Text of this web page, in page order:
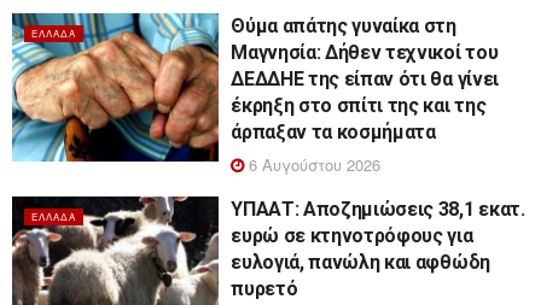
ΕΛΛΆΔΑ
Θύμα απάτης γυναίκα στη
Μαγνησία: Δήθεν τεχνικοί του
ΔΕΔΔΗΕ της είπαν ότι θα γίνει
έκρηξη στο σπίτι της και της
άρπαξαν τα κοσμήματα
6 Αυγούστου 2026
ΕΛΛΆΔΑ
ΥΠΑΑΤ: Αποζημιώσεις 38,1 εκατ.
ευρώ σε κτηνοτρόφους για
ευλογιά, πανώλη και αφθώδη
πυρετό